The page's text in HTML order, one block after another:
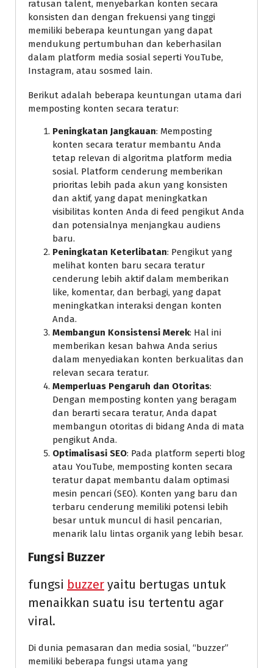
ratusan talent, menyebarkan konten secara
konsisten dan dengan frekuensi yang tinggi
memiliki beberapa keuntungan yang dapat
mendukung pertumbuhan dan keberhasilan
dalam platform media sosial seperti YouTube,
Instagram, atau sosmed lain.
Berikut adalah beberapa keuntungan utama dari
memposting konten secara teratur:
Peningkatan Jangkauan: Memposting
konten secara teratur membantu Anda
tetap relevan di algoritma platform media
sosial. Platform cenderung memberikan
prioritas lebih pada akun yang konsisten
dan aktif, yang dapat meningkatkan
visibilitas konten Anda di feed pengikut Anda
dan potensialnya menjangkau audiens
baru.
Peningkatan Keterlibatan: Pengikut yang
melihat konten baru secara teratur
cenderung lebih aktif dalam memberikan
like, komentar, dan berbagi, yang dapat
meningkatkan interaksi dengan konten
Anda.
Membangun Konsistensi Merek: Hal ini
memberikan kesan bahwa Anda serius
dalam menyediakan konten berkualitas dan
relevan secara teratur.
Memperluas Pengaruh dan Otoritas:
Dengan memposting konten yang beragam
dan berarti secara teratur, Anda dapat
membangun otoritas di bidang Anda di mata
pengikut Anda.
Optimalisasi SEO: Pada platform seperti blog
atau YouTube, memposting konten secara
teratur dapat membantu dalam optimasi
mesin pencari (SEO). Konten yang baru dan
terbaru cenderung memiliki potensi lebih
besar untuk muncul di hasil pencarian,
menarik lalu lintas organik yang lebih besar.
Fungsi Buzzer
fungsi buzzer yaitu bertugas untuk
menaikkan suatu isu tertentu agar
viral.
Di dunia pemasaran dan media sosial, “buzzer”
memiliki beberapa fungsi utama yang